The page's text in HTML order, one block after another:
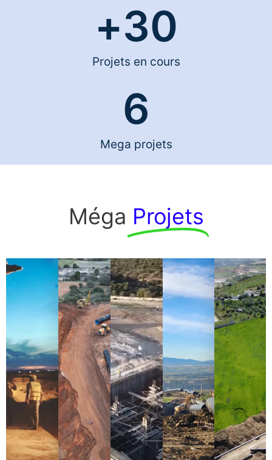
Projets en cours
+30
Mega projets
6
Méga Projets